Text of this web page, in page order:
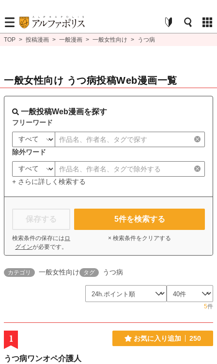
TOP > 投稿漫画 > 一般漫画 > 一般女性向け > うつ病
一般女性向け うつ病投稿Web漫画一覧
一般投稿Web漫画を探す
フリーワード
除外ワード
+ さらに詳しく検索する
保存する
検索条件の保存には ロ
グインが必要です。
5件を検索する
× 検索条件をクリアする
カテゴリ 一般女性向け タグ うつ病
5件
1 お気に入り追加 250
うつ病ワンオペ介護人